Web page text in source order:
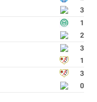
3
1
2
3
1
3
0